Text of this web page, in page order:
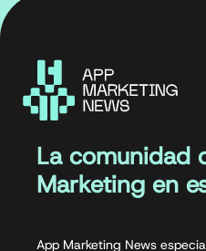
La comunidad
Marketing en
App Marketing News